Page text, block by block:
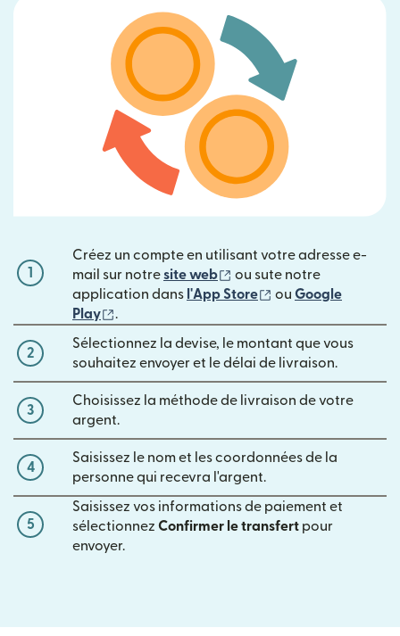
1
Créez un compte en utilisant votre adresse e-
mail sur notresite web (s'ouvre dans une
ou sute notre
application dans l'App Store (s'ouvre dans une
ou Google
Play
(s'ouvre dans une nouvelle fenêtre)
.
2
Sélectionnez la devise, le montant que vous
souhaitez envoyer et le délai de livraison.
3
Choisissez la méthode de livraison de votre
argent.
4
Saisissez le nom et les coordonnées de la
personne qui recevra l'argent.
5
Saisissez vos informations de paiement et
sélectionnez Confirmer le transfert pour
envoyer.